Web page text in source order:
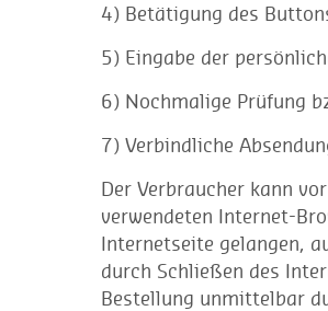
4) Betätigung des
5) Eingabe der
6) Nochmalige Prüfung
7) Verbindliche
Der Verbraucher kann
verwendeten Internet-
Internetseite gelangen,
durch Schließen des
Bestellung unmittelbar